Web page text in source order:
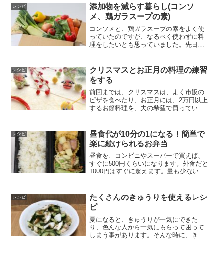
値が高めになっていました。栄養学の授
業で、青魚を...
レシピ
添加物を減らす暮らし(コンソ
メ、鶏ガラスープの素)
コンソメと、鶏ガラスープの素をよく使
っていたのですが、なるべく使わずに料
理をしたいとも思っていました。先日、
錯誤していました。美味しいお出汁をと
りたい - 小さな暮ら...
レシピ
クリスマスとお正月の料理の練習
をする
前回までは、クリスマスは、よく市販の
ピザを食べたり、お正月には、2万円以上
するお節料理を、夫の希望で買っていま
結構あります。なので、今年はなるべく
自分で作ってみる事にし...
レシピ
昼食代が10分の1になる！簡単で
楽に続けられるお弁当
昼食を、コンビニやスーパーで買えば、
すぐに500円くらいになります。外食だと
1000円はすぐに超えます。量も少ない
でも、自分でお弁当を作れば、そこそこ
の栄養の物が、簡に...
レシピ
たくさんのきゅうりを使えるレシ
ピ
夏になると、きゅうりが一気にできた
り、色んな人から一気にもらって困って
しまう事があります。そんな時に、きゅ